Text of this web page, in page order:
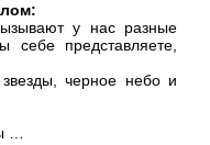
у нас разные
представляете,
звезды, черное небо и
…